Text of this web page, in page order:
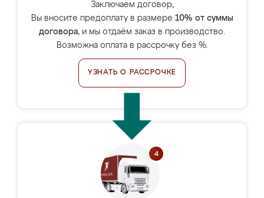
Заключаем договор,
Вы вносите предоплату в размере 10% от суммы
договора, и мы отдаём заказ в производство.
Возможна оплата в рассрочку без %.
УЗНАТЬ О РАССРОЧКЕ